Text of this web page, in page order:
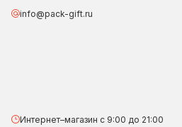
info@pack-gift.ru
Интернет–магазин с 9:00 до 21:00